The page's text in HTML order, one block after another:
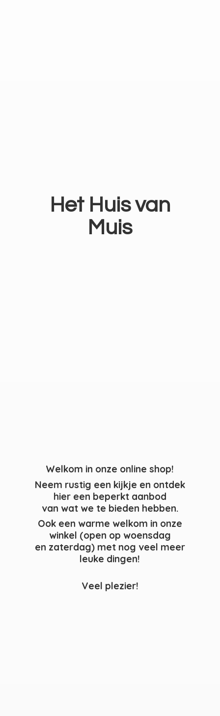
Het Huisvan
Muis
Welkom in onze online shop!
Neem rustig een kijkje en ontdek
hier een beperkt aanbod
van wat we te bieden hebben.
Ook een warme welkom in onze
winkel (open op woensdag
en zaterdag) met nog veel meer
leuke dingen!
Veel plezier!